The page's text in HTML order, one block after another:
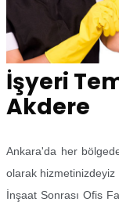
İşyeri
Akdere
Ankara'da her
olarak hizmetinizdeyiz
İnşaat Sonrası Ofis